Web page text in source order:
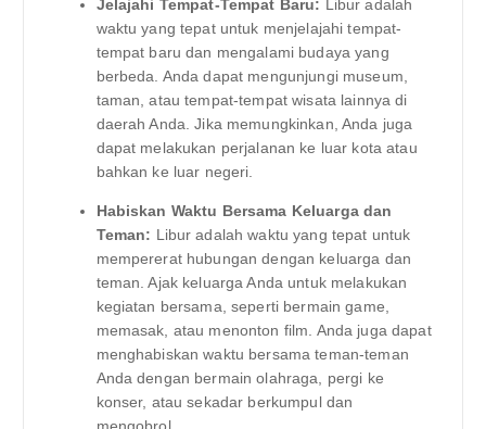
Jelajahi Tempat-Tempat Baru: Libur adalah
waktu yang tepat untuk menjelajahi tempat-
tempat baru dan mengalami budaya yang
berbeda. Anda dapat mengunjungi museum,
taman, atau tempat-tempat wisata lainnya di
daerah Anda. Jika memungkinkan, Anda juga
dapat melakukan perjalanan ke luar kota atau
bahkan ke luar negeri.
Habiskan Waktu Bersama Keluarga dan
Teman: Libur adalah waktu yang tepat untuk
mempererat hubungan dengan keluarga dan
teman. Ajak keluarga Anda untuk melakukan
kegiatan bersama, seperti bermain game,
memasak, atau menonton film. Anda juga dapat
menghabiskan waktu bersama teman-teman
Anda dengan bermain olahraga, pergi ke
konser, atau sekadar berkumpul dan